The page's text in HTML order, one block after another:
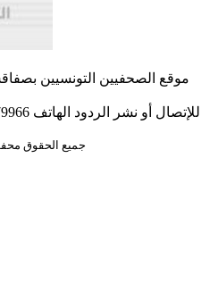
موقع الصحفيين التونسيين
جميع الحقوق